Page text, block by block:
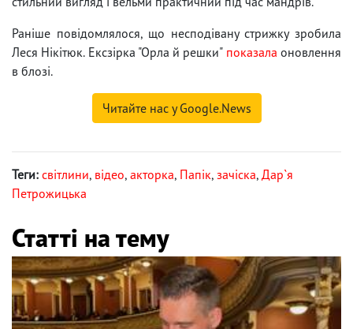
Раніше повідомлялося, що несподівану стрижку зробила
Леся Нікітюк. Ексзірка "Орла й решки" показала оновлення
в блозі.
Читайте нас у Google.News
Теги: світлини, відео, акторка, Папік, зачіска, Дар`я
Петрожицька
Статті на тему